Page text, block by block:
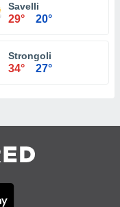
Savelli
29° 20°
Strongoli
34° 27°